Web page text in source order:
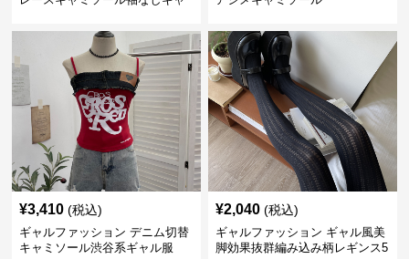
¥3,410 (税込)
ギャルファッション デニム切替
キャミソール渋谷系ギャル服
¥2,040 (税込)
ギャルファッション ギャル風美
脚効果抜群編み込み柄レギンス5